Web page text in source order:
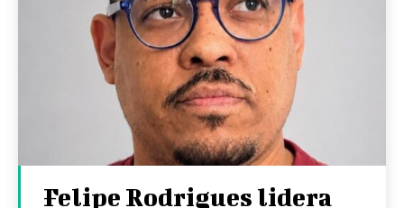
Felipe Rodrigues lidera